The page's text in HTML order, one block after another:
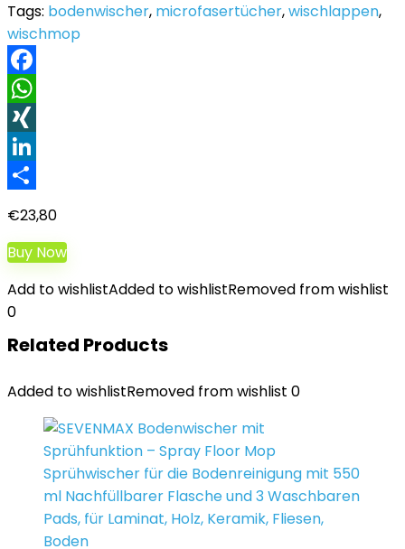
Tags: bodenwischer, microfasertücher,wischlappen,
wischmop
Facebook
WhatsApp
XING
LinkedIn
€23,80
Buy Now
Add to wishlistAdded to wishlistRemoved from wishlist
0
Related Products
Added to wishlistRemoved from wishlist 0